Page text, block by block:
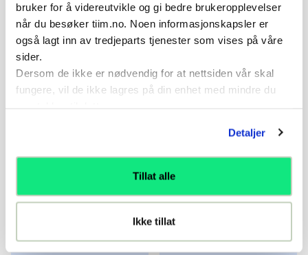
bruker for å videreutvikle og gi bedre brukeropplevelser
når du besøker tiim.no. Noen informasjonskapsler er
også lagt inn av tredjeparts tjenester som vises på våre
sider.
Dersom de ikke er nødvendig for at nettsiden vår skal
fungere, vil de ikke lagres på din enhet med mindre du
Detaljer
Tillat alle
Ikke tillat
1 mot 1 mot 1 mot 1 Rappeleken
Rødt lys Spill med vant